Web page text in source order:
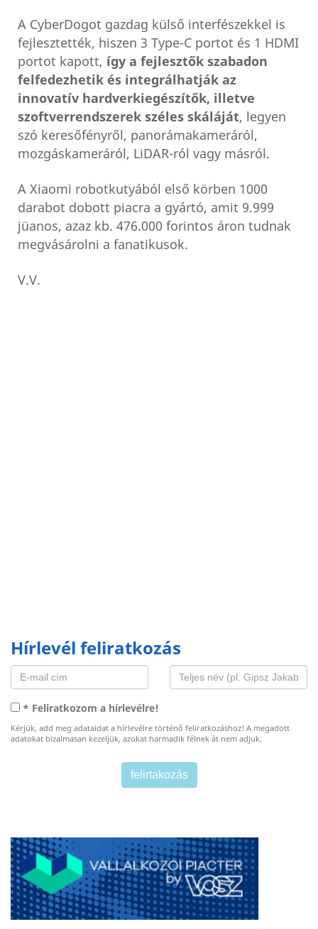
A CyberDogot gazdag külső interfészekkel is
fejlesztették, hiszen 3 Type-C portot és 1 HDMI
portot kapott, így a fejlesztők szabadon
felfedezhetik és integrálhatják az
innovatív hardverkiegészítők, illetve
szoftverrendszerek széles skáláját, legyen
szó keresőfényről, panorámakameráról,
mozgáskameráról, LiDAR-ról vagy másról.
A Xiaomi robotkutyából első körben 1000
darabot dobott piacra a gyártó, amit 9.999
jüanos, azaz kb. 476.000 forintos áron tudnak
megvásárolni a fanatikusok.
V.V.
Hírlevél feliratkozás
* Feliratkozom a hírlevélre!
Kérjük, add meg adataidat a hírlevélre történő feliratkozáshoz! A megadott
adatokat bizalmasan kezeljük, azokat harmadik félnek át nem adjuk.